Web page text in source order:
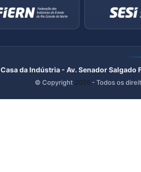
Casa da Indústria - Av. Senador
© Copyright 2026 - Todos os